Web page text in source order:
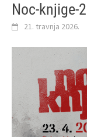
Noc-knjige-
21. travnja 2026.